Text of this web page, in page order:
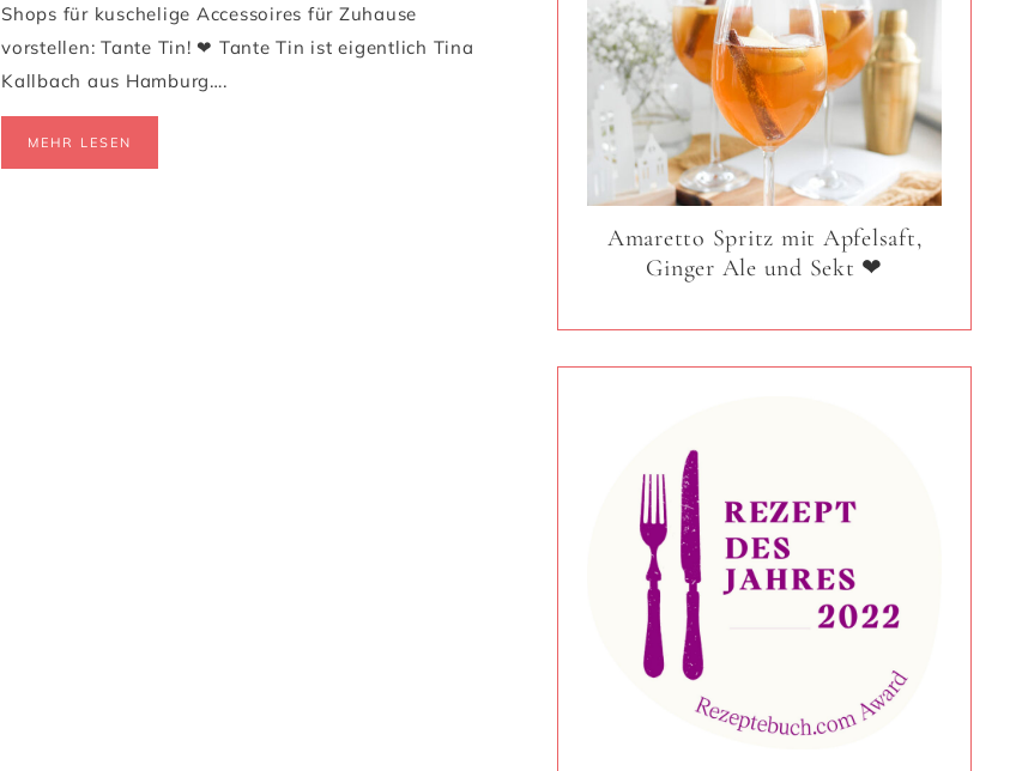
Shops für kuschelige Accessoires für Zuhause
vorstellen: Tante Tin! ❤ Tante Tin ist eigentlich Tina
Kallbach aus Hamburg….
MEHR LESEN
Amaretto Spritz mit Apfelsaft,
Ginger Ale und Sekt ❤